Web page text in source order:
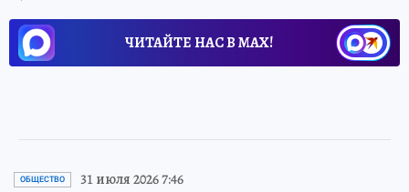
ЧИТАЙТЕ НАС В МАХ!
ОБЩЕСТВО 31 июля 2026 7:46